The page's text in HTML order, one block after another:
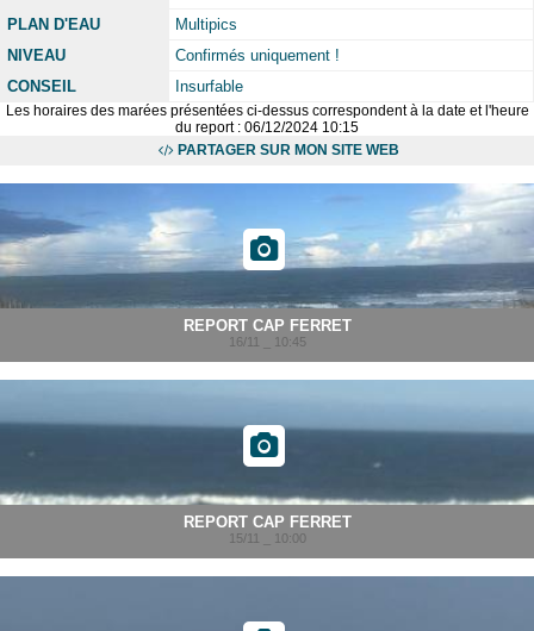
PLAN D'EAU
Multipics
NIVEAU
Confirmés uniquement !
CONSEIL
Insurfable
Les horaires des marées présentées ci-dessus correspondent à la date et l'heure
du report : 06/12/2024 10:15
PARTAGER SUR MON SITE WEB
REPORT CAP FERRET
16/11 _ 10:45
REPORT CAP FERRET
15/11 _ 10:00